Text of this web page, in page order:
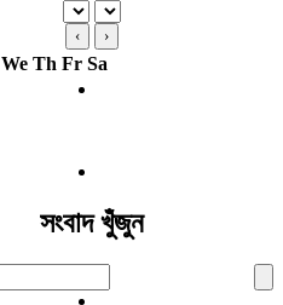
‹ ›
We Th Fr Sa
সংবাদ খুঁজুন